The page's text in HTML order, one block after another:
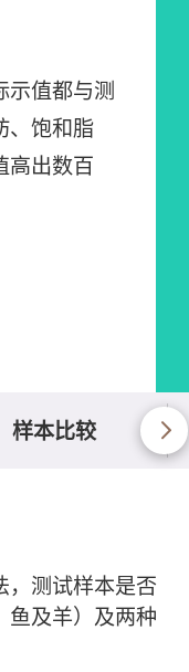
示值都与测
、饱和脂
高出数百
样本比较
，测试样本是否
鱼及羊）及两种